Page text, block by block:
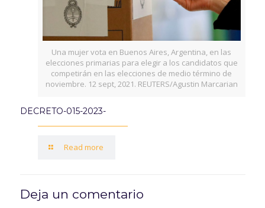
Una mujer vota en Buenos Aires, Argentina, en las
elecciones primarias para elegir a los candidatos que
competirán en las elecciones de medio término de
noviembre. 12 sept, 2021. REUTERS/Agustin Marcarian
DECRETO-015-2023-
Read more
Deja un comentario